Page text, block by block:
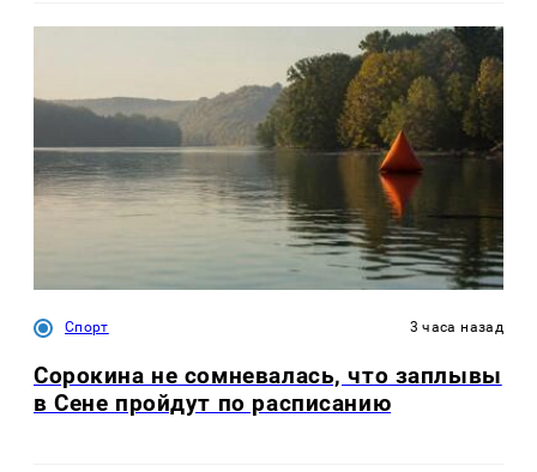
Спорт 3 часа назад
Сорокина не сомневалась, что заплывы
в Сене пройдут по расписанию